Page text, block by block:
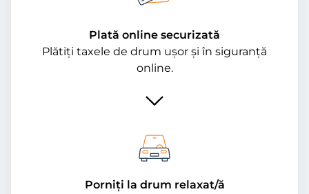
Plată online securizată
Plătiți taxele de drum ușor și în siguranță
online.
Porniți la drum relaxat/ă